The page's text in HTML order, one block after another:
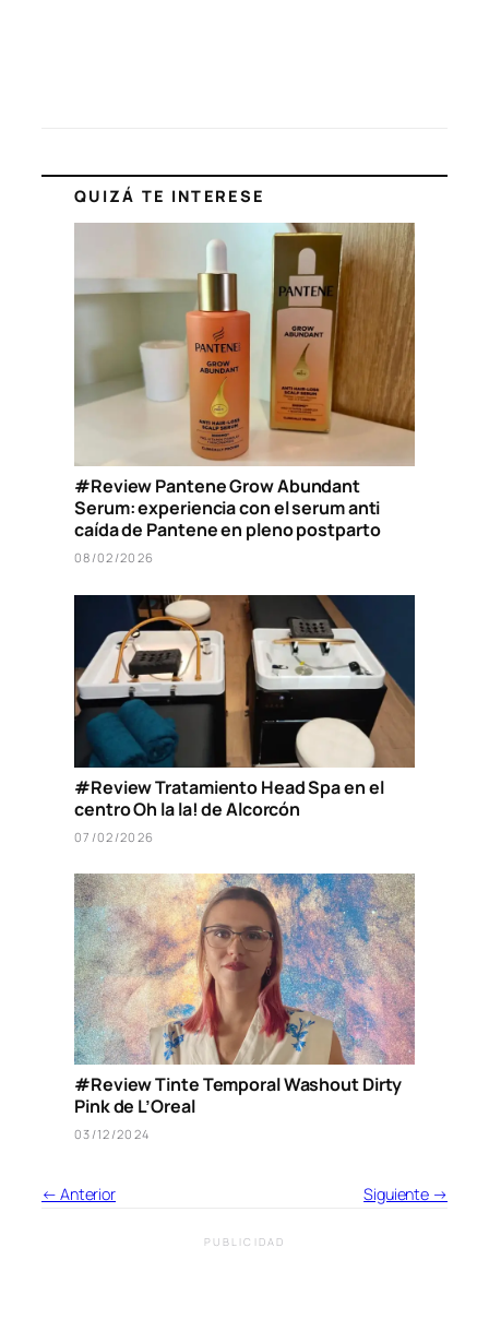
QUIZÁ TE INTERESE
#Review Pantene Grow Abundant
Serum: experiencia con el serum anti
caída de Pantene en pleno postparto
08/02/2026
#Review Tratamiento Head Spa en el
centro Oh la la! de Alcorcón
07/02/2026
#Review Tinte Temporal Washout Dirty
Pink de L’Oreal
03/12/2024
← Anterior Siguiente →
PUBLICIDAD